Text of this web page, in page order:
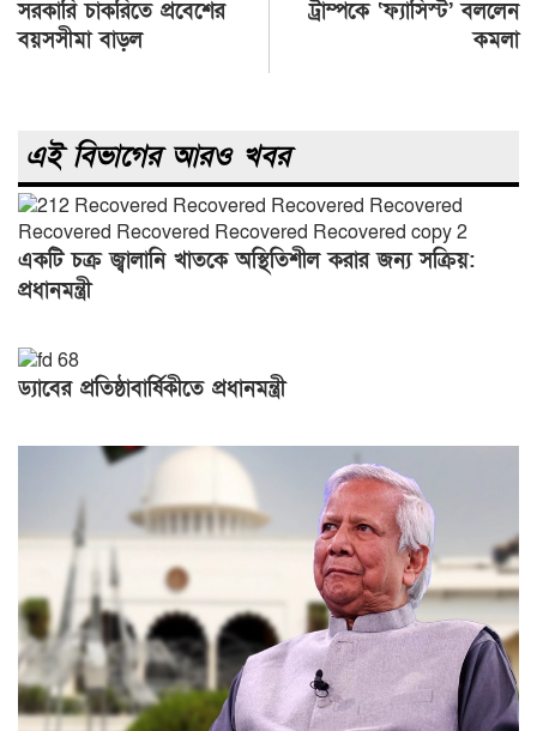
navigation
সরকারি চাকরিতে প্রবেশের
বয়সসীমা বাড়ল
ট্রাম্পকে ‘ফ্যাসিস্ট’ বললেন
কমলা
এই বিভাগের আরও খবর
একটি চক্র জ্বালানি খাতকে অস্থিতিশীল করার জন্য সক্রিয়:
প্রধানমন্ত্রী
ড্যাবের প্রতিষ্ঠাবার্ষিকীতে প্রধানমন্ত্রী